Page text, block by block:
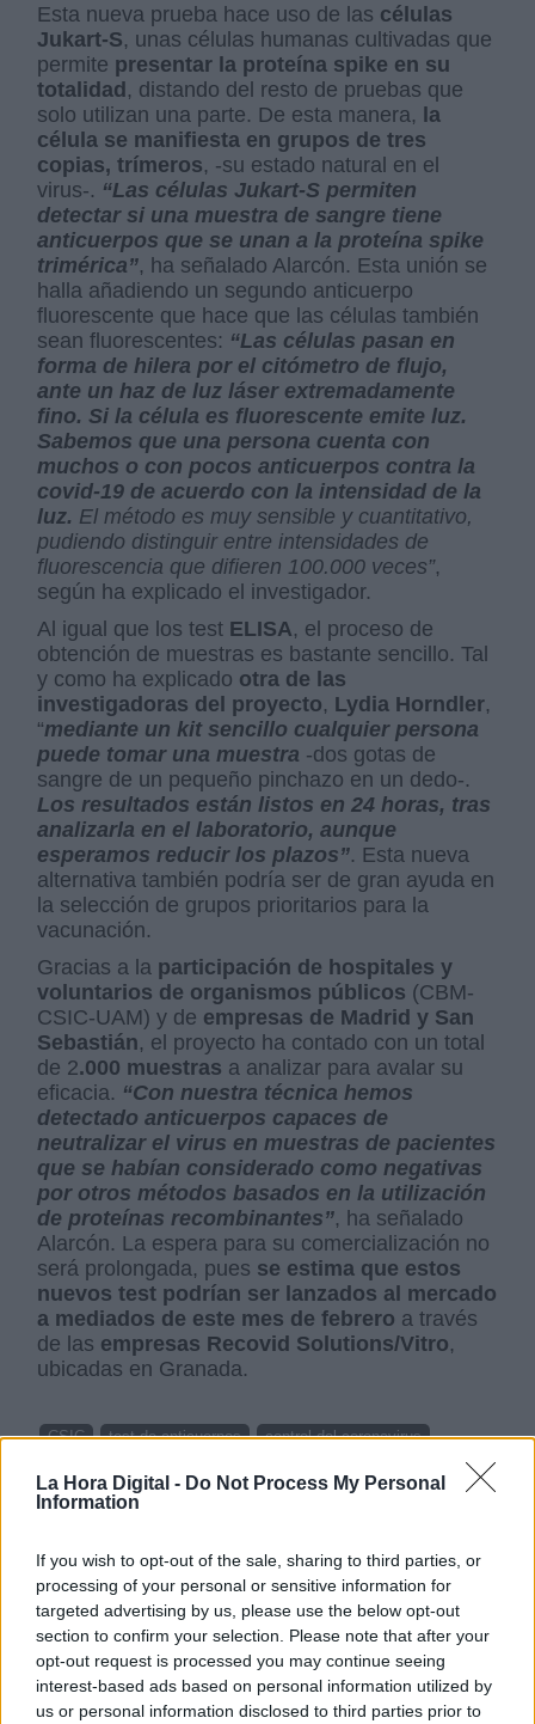
La Hora Digital - Do Not Process My Personal
Information
If you wish to opt-out of the sale, sharing to third parties, or
processing of your personal or sensitive information for
targeted advertising by us, please use the below opt-out
section to confirm your selection. Please note that after your
opt-out request is processed you may continue seeing
interest-based ads based on personal information utilized by
us or personal information disclosed to third parties prior to
Esta nueva prueba hace uso de las células
Jukart-S, unas células humanas cultivadas que
permite presentar la proteína spike en su
totalidad, distando del resto de pruebas que
solo utilizan una parte. De esta manera, la
célula se manifiesta en grupos de tres
copias, trímeros, -su estado natural en el
virus-. “Las células Jukart-S permiten
detectar si una muestra de sangre tiene
anticuerpos que se unan a la proteína spike
trimérica”, ha señalado Alarcón. Esta unión se
halla añadiendo un segundo anticuerpo
fluorescente que hace que las células también
sean fluorescentes: “Las células pasan en
forma de hilera por el citómetro de flujo,
ante un haz de luz láser extremadamente
fino. Si la célula es fluorescente emite luz.
Sabemos que una persona cuenta con
muchos o con pocos anticuerpos contra la
covid-19 de acuerdo con la intensidad de la
luz. El método es muy sensible y cuantitativo,
pudiendo distinguir entre intensidades de
fluorescencia que difieren 100.000 veces”,
según ha explicado el investigador.
Al igual que los test ELISA, el proceso de
obtención de muestras es bastante sencillo. Tal
y como ha explicado otra de las
investigadoras del proyecto, Lydia Horndler,
“mediante un kit sencillo cualquier persona
puede tomar una muestra -dos gotas de
sangre de un pequeño pinchazo en un dedo-.
Los resultados están listos en 24 horas, tras
analizarla en el laboratorio, aunque
esperamos reducir los plazos”. Esta nueva
alternativa también podría ser de gran ayuda en
la selección de grupos prioritarios para la
vacunación.
Gracias a la participación de hospitales y
voluntarios de organismos públicos (CBM-
CSIC-UAM) y de empresas de Madrid y San
Sebastián, el proyecto ha contado con un total
de 2.000 muestras a analizar para avalar su
eficacia. “Con nuestra técnica hemos
detectado anticuerpos capaces de
neutralizar el virus en muestras de pacientes
que se habían considerado como negativas
por otros métodos basados en la utilización
de proteínas recombinantes”, ha señalado
Alarcón. La espera para su comercialización no
será prolongada, pues se estima que estos
nuevos test podrían ser lanzados al mercado
a mediados de este mes de febrero a través
de las empresas Recovid Solutions/Vitro,
ubicadas en Granada.
CSIC test de anticuerpos
control del coronavirus